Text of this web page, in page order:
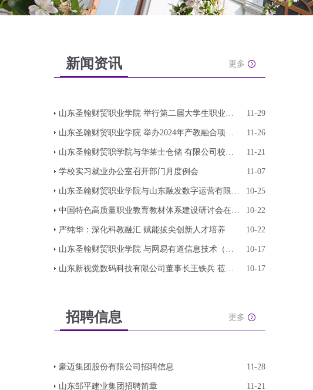
新闻资讯 更多
山东圣翰财贸职业学院 举行第二届大学生职业规划 11-29
山东圣翰财贸职业学院 举办2024年产教融合项目经 11-26
山东圣翰财贸职学院与华莱士仓储 有限公司校企合 11-21
学校实习就业办公室召开部门月度例会 11-07
山东圣翰财贸职业学院与山东融发数字运营有限公司 10-25
中国特色高质量职业教育教材体系建设研讨会在京召 10-22
严纯华：深化科教融汇 赋能拔尖创新人才培养 10-22
山东圣翰财贸职业学院 与网易有道信息技术（北京 10-17
山东新视觉数码科技有限公司董事长王铁兵 莅临圣 10-17
招聘信息 更多
豪迈集团股份有限公司招聘信息 11-28
山东邹平建业集团招聘简章 11-21